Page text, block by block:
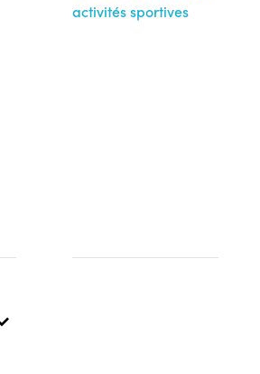
activités sportives